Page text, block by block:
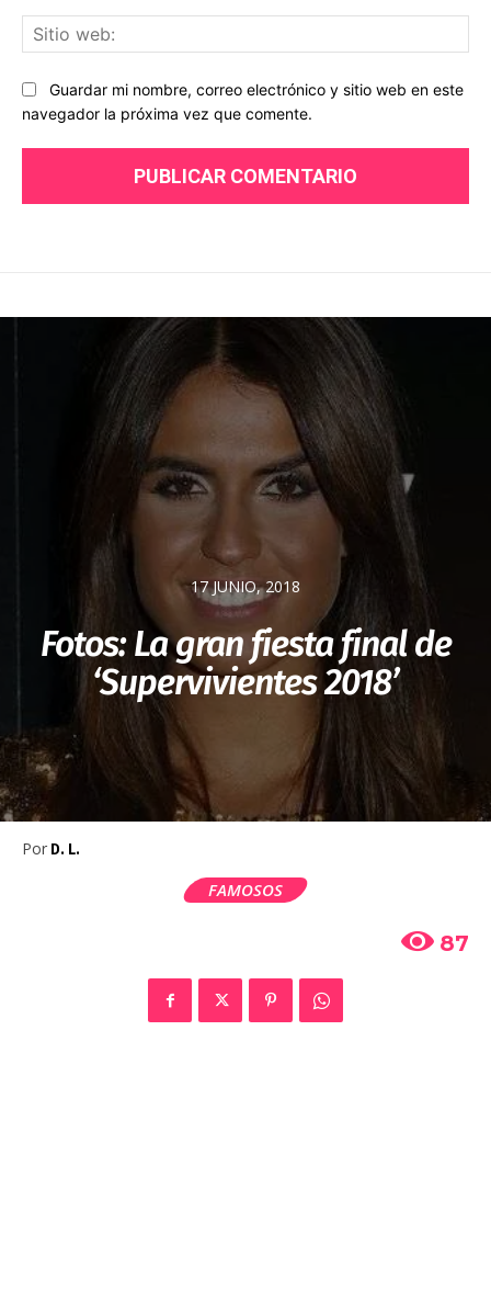
Guardar mi nombre, correo electrónico y sitio web en este
navegador la próxima vez que comente.